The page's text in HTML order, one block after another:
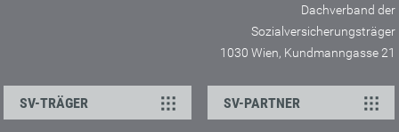
Dachverband der
Sozialversicherungsträger
1030 Wien, Kundmanngasse 21
SV-TRÄGER SV-PARTNER